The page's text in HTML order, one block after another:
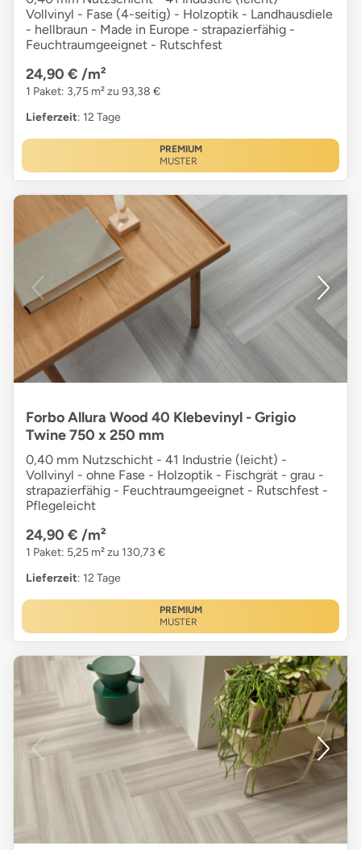
Vollvinyl - Fase (4-seitig) - Holzoptik - Landhausdiele
- hellbraun - Made in Europe - strapazierfähig -
Feuchtraumgeeignet - Rutschfest
24,90 € /m²
1 Paket: 3,75 m² zu 93,38 €
Lieferzeit: 12 Tage
PREMIUM
MUSTER
Forbo Allura Wood 40 Klebevinyl - Grigio
Twine 750 x 250 mm
0,40 mm Nutzschicht - 41 Industrie (leicht) -
Vollvinyl - ohne Fase - Holzoptik - Fischgrät - grau -
strapazierfähig - Feuchtraumgeeignet - Rutschfest -
Pflegeleicht
24,90 € /m²
1 Paket: 5,25 m² zu 130,73 €
Lieferzeit: 12 Tage
PREMIUM
MUSTER